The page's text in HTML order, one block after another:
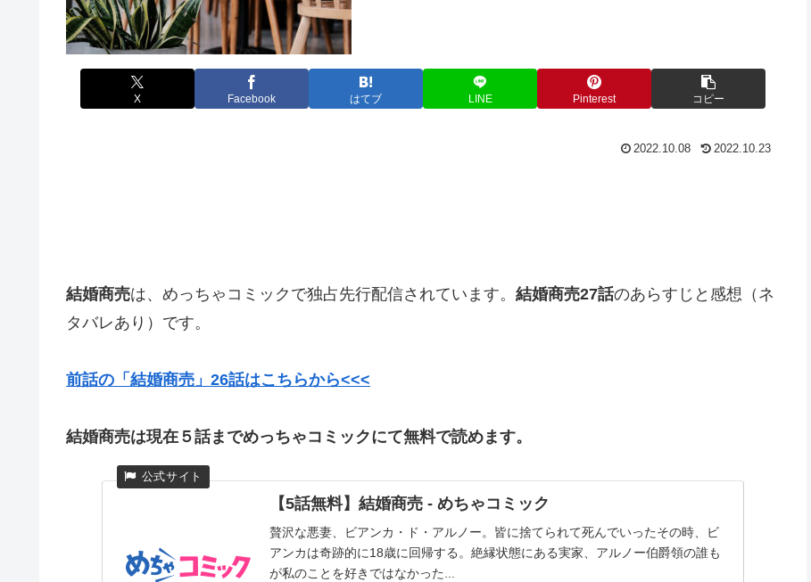
X Facebook はてブ LINE Pinterest コピー
2022.10.08 2022.10.23
結婚商売は、めっちゃコミックで独占先行配信されています。 結婚商売27話のあらすじと感想（ネ
タバレあり）です。
前話の「結婚商売」26話はこちらから<<<
結婚商売は現在５話までめっちゃコミックにて無料で読めます。
【5話無料】結婚商売 - めちゃコミック
贅沢な悪妻、ビアンカ・ド・アルノー。皆に捨てられて死んでいったその時、ビ
アンカは奇跡的に18歳に回帰する。絶縁状態にある実家、アルノー伯爵領の誰も
が私のことを好きではなかった...